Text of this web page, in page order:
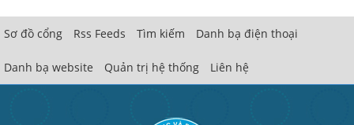
Sơ đồ cổng Rss Feeds Tìm kiếm Danh bạ điện thoại
Danh bạ website Quản trị hệ thống Liên hệ